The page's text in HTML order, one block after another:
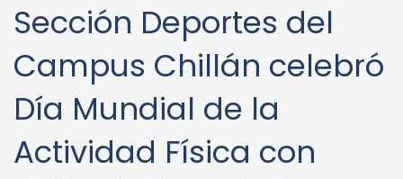
Sección Deportes del
Campus Chillán celebró
Día Mundial de la
Actividad Física con